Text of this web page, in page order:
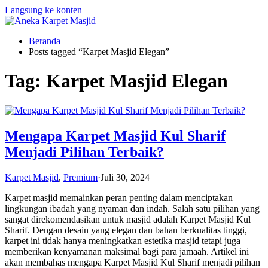
Langsung ke konten
Beranda
Posts tagged “Karpet Masjid Elegan”
Tag: Karpet Masjid Elegan
Mengapa Karpet Masjid Kul Sharif
Menjadi Pilihan Terbaik?
Karpet Masjid, Premium·Juli 30, 2024
Karpet masjid memainkan peran penting dalam menciptakan
lingkungan ibadah yang nyaman dan indah. Salah satu pilihan yang
sangat direkomendasikan untuk masjid adalah Karpet Masjid Kul
Sharif. Dengan desain yang elegan dan bahan berkualitas tinggi,
karpet ini tidak hanya meningkatkan estetika masjid tetapi juga
memberikan kenyamanan maksimal bagi para jamaah. Artikel ini
akan membahas mengapa Karpet Masjid Kul Sharif menjadi pilihan